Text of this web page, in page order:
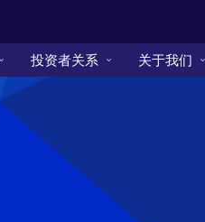
投资者关系 关于我们